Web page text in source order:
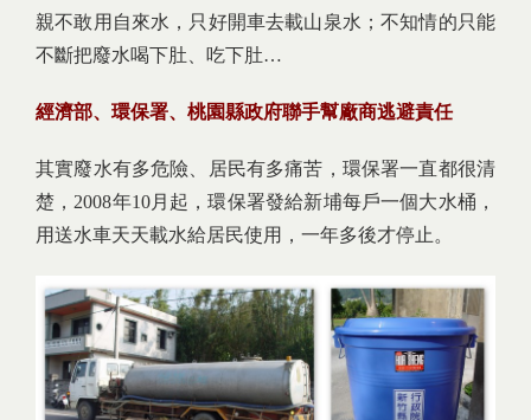
親不敢用自來水，只好開車去載山泉水；不知情的只能
不斷把廢水喝下肚、吃下肚…
經濟部、環保署、桃園縣政府聯手幫廠商逃避責任
其實廢水有多危險、居民有多痛苦，環保署一直都很清
楚，2008年10月起，環保署發給新埔每戶一個大水桶，
用送水車天天載水給居民使用，一年多後才停止。